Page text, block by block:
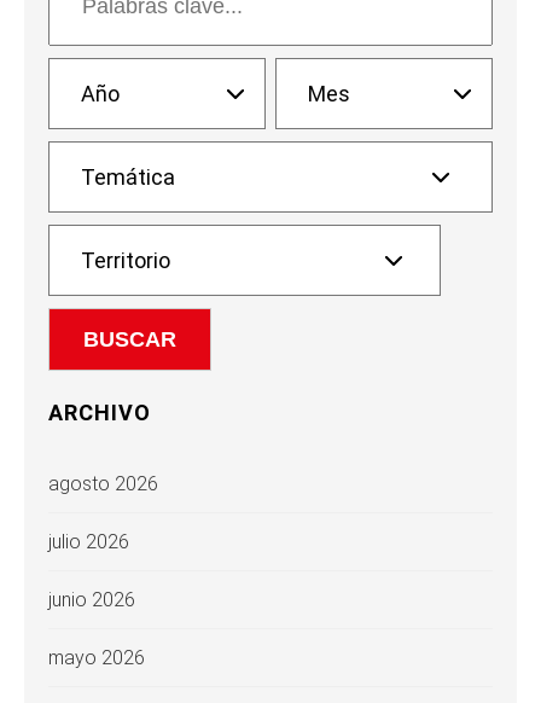
ARCHIVO
agosto 2026
julio 2026
junio 2026
mayo 2026